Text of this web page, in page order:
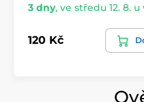
3 dny, ve středu 12. 8. u
120 Kč